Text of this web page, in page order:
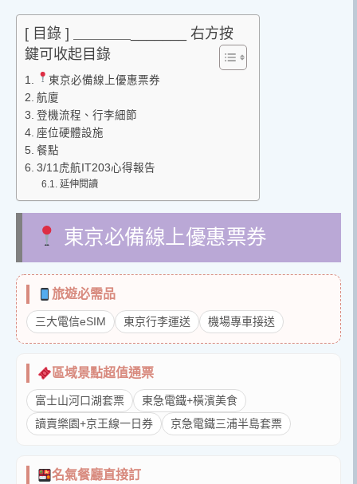
[ 目錄 ] ＿＿＿＿_______ 右方按
鍵可收起目錄
東京必備線上優惠票券
航廈
登機流程、行李細節
座位硬體設施
餐點
3/11虎航IT203心得報告
延伸閱讀
東京必備線上優惠票券
旅遊必需品
三大電信eSIM 東京行李運送 機場專車接送
區域景點超值通票
富士山河口湖套票
東急電鐵+橫濱美食
讀賣樂園+京王線一日券
京急電鐵三浦半島套票
名氣餐廳直接訂